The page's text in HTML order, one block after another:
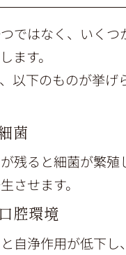
ではなく、いくつ
ます。
以下のものが挙げ
菌
残ると細菌が繁殖
させます。
腔環境
自浄作用が低下し